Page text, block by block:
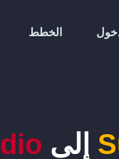
الخطط
إلى